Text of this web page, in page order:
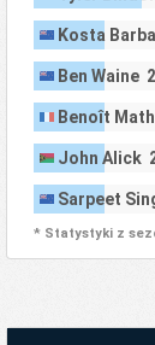
Kosta
Ben Waine 2
Benoît
John Alick
Sarpeet
* Statystyki z